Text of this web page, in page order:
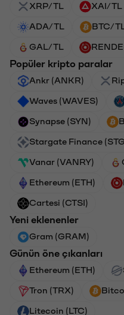
XRP/TL XAI/TL
ADA/TL BTC/TL
GAL/TL
Popüler kripto paralar
Ankr (ANKR)
Waves (WAVES)
Synapse (SYN)
Stargate Finance
Vanar (VANRY)
Ethereum (ETH)
Cartesi (CTSI)
Yeni eklenenler
Gram (GRAM)
Günün öne çıkanları
Ethereum (ETH)
Tron (TRX)
Litecoin (LTC)